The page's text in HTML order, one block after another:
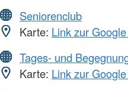
Seniorenclub
Karte: Link zur
Tages- und
Karte: Link zur